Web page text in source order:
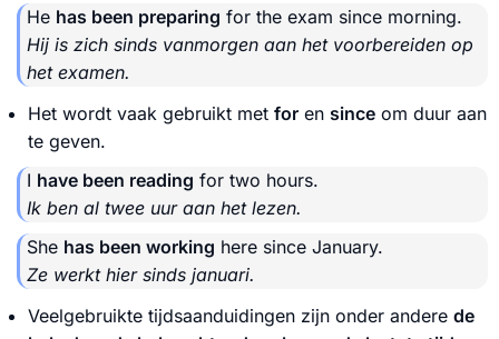
He has been preparing for the exam since morning.
Hij is zich sinds vanmorgen aan het voorbereiden op
het examen.
Het wordt vaak gebruikt met for en since om duur aan
te geven.
I have been reading for two hours.
Ik ben al twee uur aan het lezen.
She has been working here since January.
Ze werkt hier sinds januari.
Veelgebruikte tijdsaanduidingen zijn onder andere de